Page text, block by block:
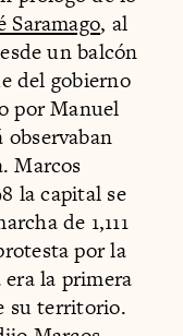
Saramago, al
un balcón
del gobierno
por Manuel
Marcos
la capital se
de 1,111
por la
la primera
su territorio.